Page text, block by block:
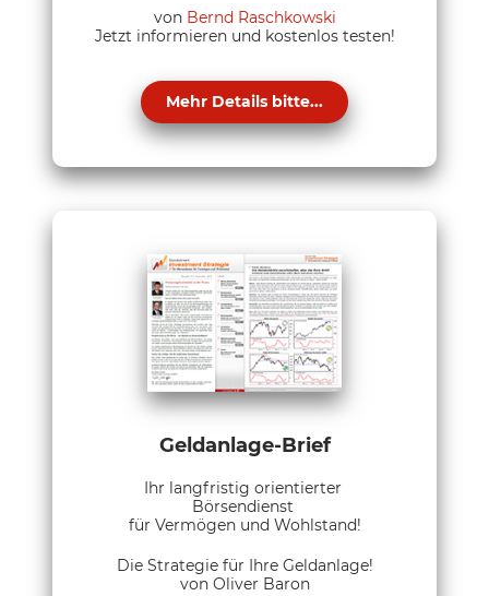
von Bernd Raschkowski
Jetzt informieren und kostenlos testen!
Mehr Details bitte...
Geldanlage-Brief
Ihr langfristig orientierter
Börsendienst
für Vermögen und Wohlstand!
Die Strategie für Ihre Geldanlage!
von Oliver Baron